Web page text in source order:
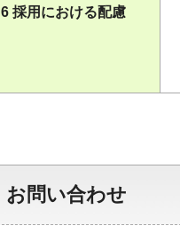
6 採用における配慮
お問い合わせ